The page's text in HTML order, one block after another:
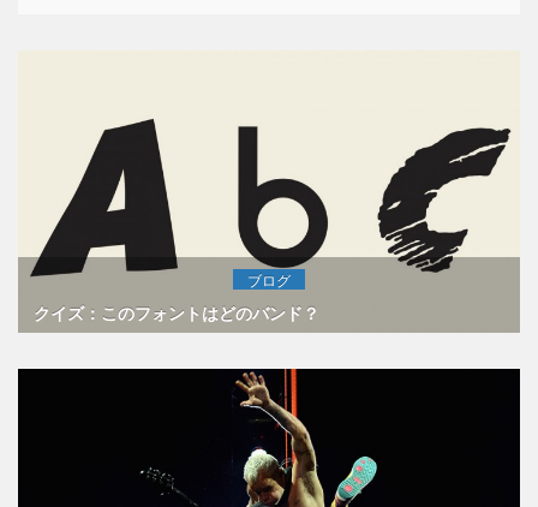
ブログ
クイズ：このフォントはどのバンド？